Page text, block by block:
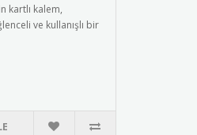
kartlı kalem,
ve kullanışlı bir
k..